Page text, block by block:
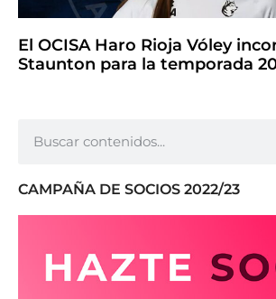
El OCISA Haro Rioja Vóley
Staunton para la temporada
CAMPAÑA DE SOCIOS 2022/23